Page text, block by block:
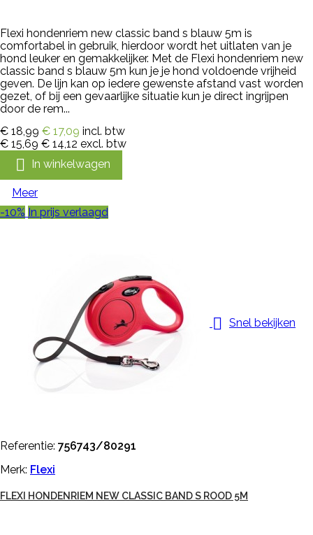
Flexi hondenriem new classic band s blauw 5m is
comfortabel in gebruik, hierdoor wordt het uitlaten van je
hond leuker en gemakkelijker. Met de Flexi hondenriem new
classic band s blauw 5m kun je je hond voldoende vrijheid
geven. De lijn kan op iedere gewenste afstand vast worden
gezet, of bij een gevaarlijke situatie kun je direct ingrijpen
door de rem...
€ 18,99 € 17,09 incl. btw
€ 15,69 € 14,12 excl. btw
 In winkelwagen
Meer
-10% In prijs verlaagd
 Snel bekijken
Referentie: 756743/80291
Merk: Flexi
FLEXI HONDENRIEM NEW CLASSIC BAND S ROOD 5M